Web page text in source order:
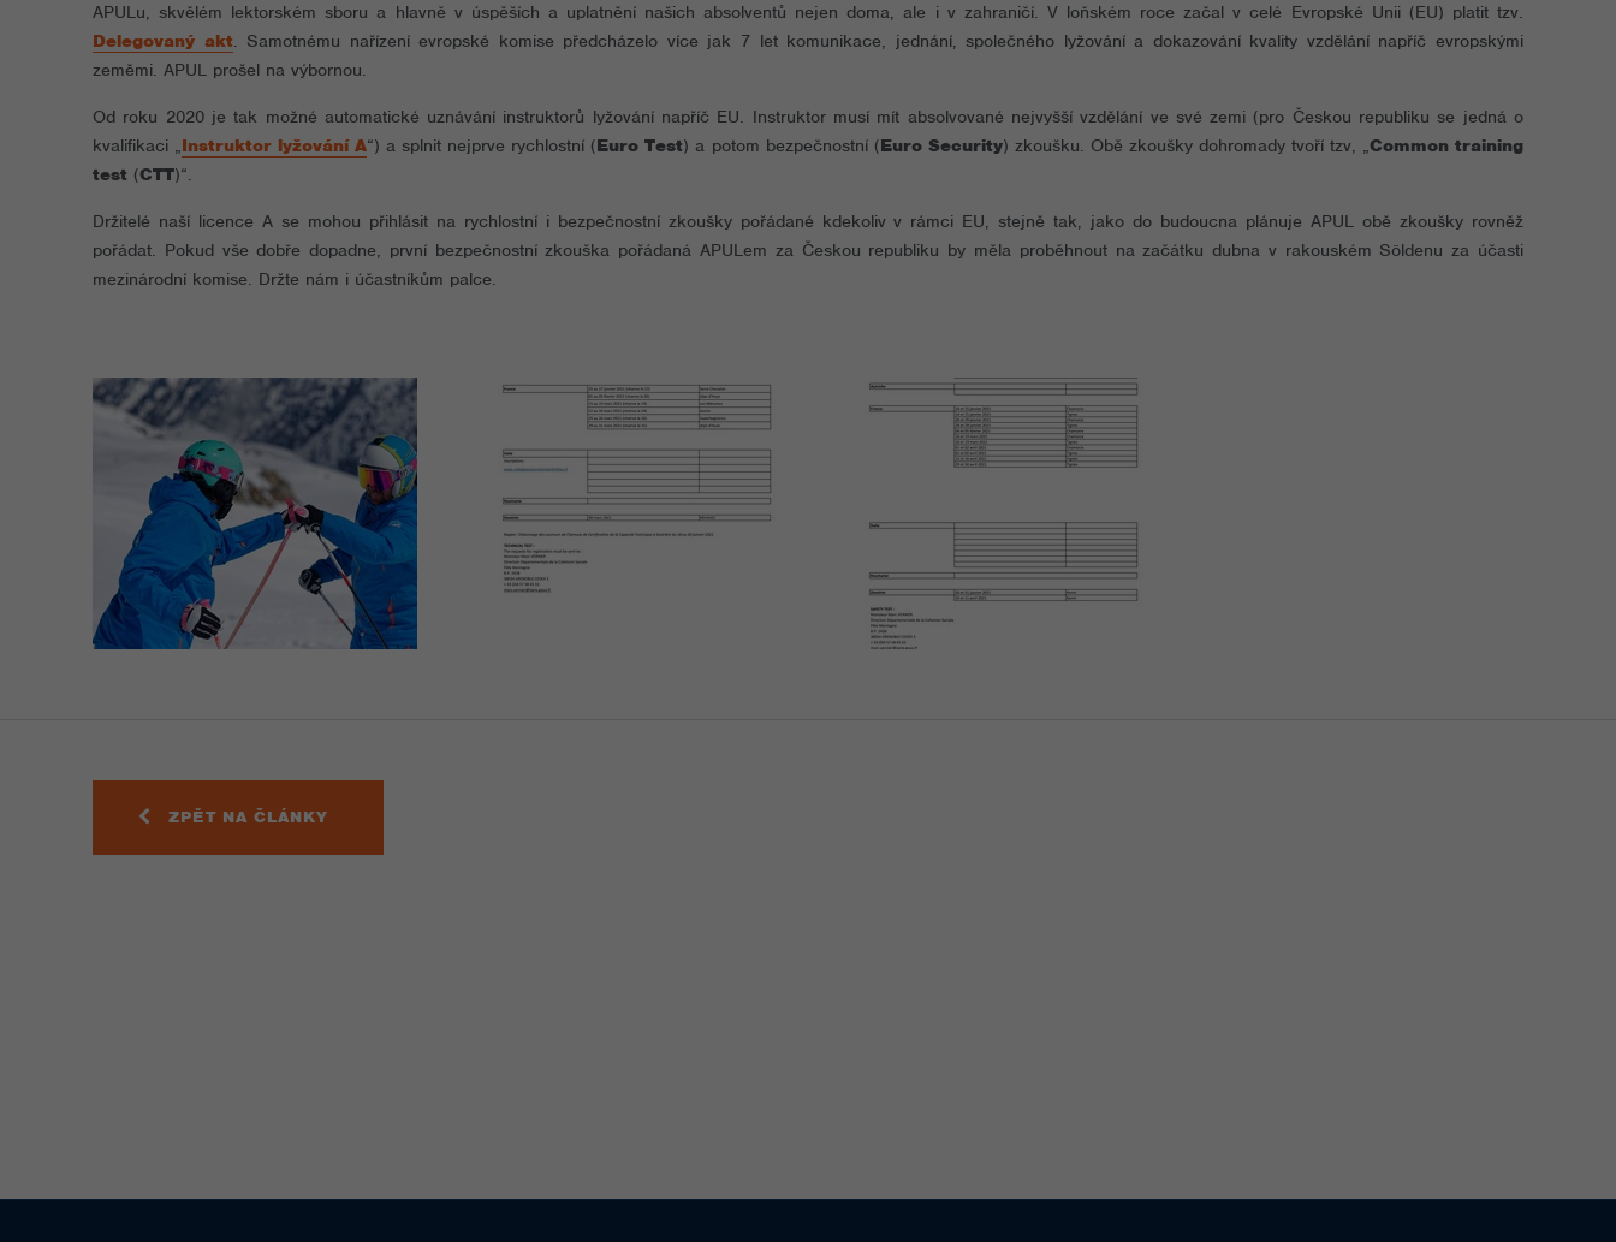
APULu, skvělém lektorském sboru a hlavně v úspěších a uplatnění našich absolventů nejen doma, ale i v zahraničí. V loňském roce začal v celé Evropské Unii (EU) platit tzv.
Delegovaný akt. Samotnému nařízení evropské komise předcházelo více jak 7 let komunikace, jednání, společného lyžování a dokazování kvality vzdělání napříč evropskými
zeměmi. APUL prošel na výbornou.
Od roku 2020 je tak možné automatické uznávání instruktorů lyžování napříč EU. Instruktor musí mít absolvované nejvyšší vzdělání ve své zemi (pro Českou republiku se jedná o
kvalifikaci „Instruktor lyžování A“) a splnit nejprve rychlostní (Euro Test) a potom bezpečnostní (Euro Security) zkoušku. Obě zkoušky dohromady tvoří tzv, „Common training
test (CTT)“.
Držitelé naší licence A se mohou přihlásit na rychlostní i bezpečnostní zkoušky pořádané kdekoliv v rámci EU, stejně tak, jako do budoucna plánuje APUL obě zkoušky rovněž
pořádat. Pokud vše dobře dopadne, první bezpečnostní zkouška pořádaná APULem za Českou republiku by měla proběhnout na začátku dubna v rakouském Söldenu za účasti
mezinárodní komise. Držte nám i účastníkům palce.
ZPĚT NA ČLÁNKY